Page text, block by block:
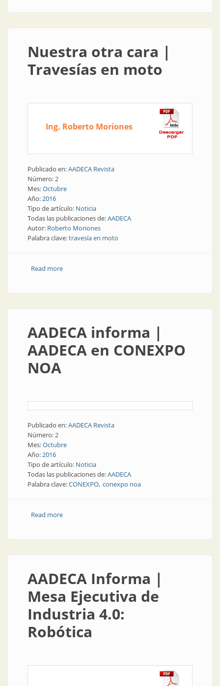
Nuestra otra cara |
Travesías en moto
Ing. Roberto Moriones
Publicado en:AADECA Revista
Número:2
Mes:Octubre
Año:2016
Tipo de artículo: Noticia
Todas las publicaciones de:AADECA
Autor: Roberto Moriones
Palabra clave:travesía en moto
Read moreabout Nuestra otra cara | Travesías en moto
AADECA informa |
AADECA en CONEXPO
NOA
Publicado en:AADECA Revista
Número:2
Mes:Octubre
Año:2016
Tipo de artículo: Noticia
Todas las publicaciones de:AADECA
Palabra clave:CONEXPO conexpo noa
Read moreabout AADECA informa | AADECA en CONEXPO NOA
AADECA Informa |
Mesa Ejecutiva de
Industria 4.0:
Robótica